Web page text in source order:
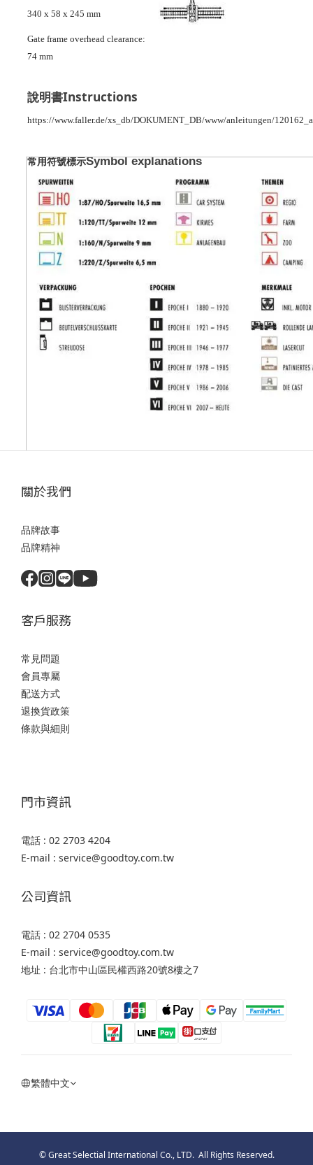
340 x 58 x 245 mm
Gate frame overhead clearance:
74 mm
說明書Instructions
https://www.faller.de/xs_db/DOKUMENT_DB/www/anleitungen/
常用符號標示Symbol explanations
關於我們
品牌故事
品牌精神
客戶服務
常見問題
會員專屬
配送方式
退換貨政策
條款與細則
門市資訊
電話 : 02 2703 4204
E-mail : service@goodtoy.com.tw
公司資訊
電話 : 02 2704 0535
E-mail : service@goodtoy.com.tw
地址 : 台北市中山區民權西路20號8樓之7
繁體中文
© Great Selectial International Co., LTD. All Rights Reserved.